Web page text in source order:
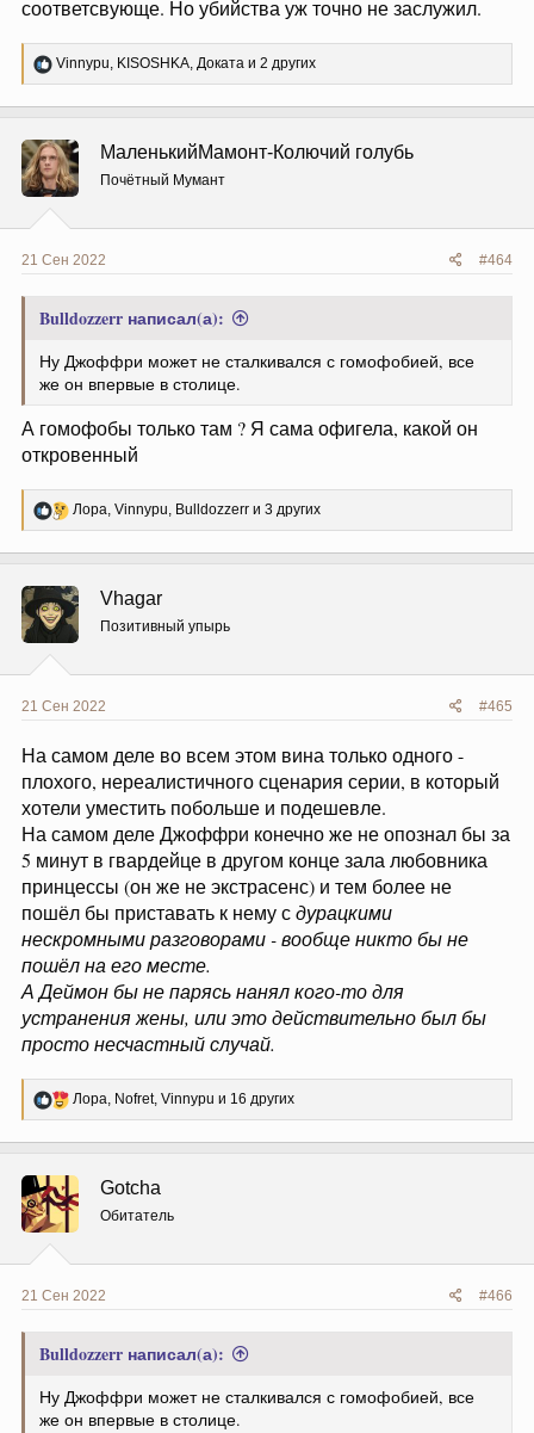
соответсвующе. Но убийства уж точно не заслужил.
Р
е
ц
и
и
:
Vinnypu, KISOSHKA, Доката и 2 других
МаленькийМамонт-Колючий голубь
Почётный Мумант
21 Сен 2022 #464
Bulldozzerr написал(а):
Ну Джоффри может не сталкивался с гомофобией, все
же он впервые в столице.
А гомофобы только там ? Я сама офигела, какой он
откровенный
Р
е
ц
и
и
:
Лора, Vinnypu, Bulldozzerr и 3 других
Vhagar
Позитивный упырь
21 Сен 2022 #465
На самом деле во всем этом вина только одного -
плохого, нереалистичного сценария серии, в который
хотели уместить побольше и подешевле.
На самом деле Джоффри конечно же не опознал бы за
5 минут в гвардейце в другом конце зала любовника
принцессы (он же не экстрасенс) и тем более не
пошёл бы приставать к нему сдурацкими
нескромными разговорами - вообще никто бы не
пошёл на его месте.
А Деймон бы не парясь нанял кого-то для
устранения жены, или это действительно был бы
просто несчастный случай.
Р
е
ц
и
и
:
Лора, Nofret, Vinnypu и 16 других
Gotcha
Обитатель
21 Сен 2022 #466
Bulldozzerr написал(а):
Ну Джоффри может не сталкивался с гомофобией, все
же он впервые в столице.